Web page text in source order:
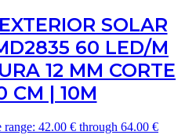
SOLAR
60 LED/M
12 MM CORTE
CM | 10M
range: 42.00 € through 64.00 €